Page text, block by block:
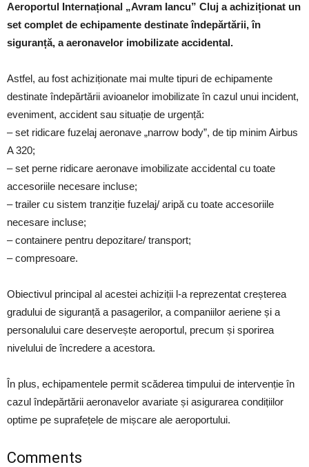
Aeroportul Internațional „Avram Iancu” Cluj a achiziționat un
set complet de echipamente destinate îndepărtării, în
siguranță, a aeronavelor imobilizate accidental.
Astfel, au fost achiziționate mai multe tipuri de echipamente
destinate îndepărtării avioanelor imobilizate în cazul unui incident,
eveniment, accident sau situație de urgență:
– set ridicare fuzelaj aeronave „narrow body”, de tip minim Airbus
A 320;
– set perne ridicare aeronave imobilizate accidental cu toate
accesoriile necesare incluse;
– trailer cu sistem tranziție fuzelaj/ aripă cu toate accesoriile
necesare incluse;
– containere pentru depozitare/ transport;
– compresoare.
Obiectivul principal al acestei achiziții l-a reprezentat creșterea
gradului de siguranță a pasagerilor, a companiilor aeriene și a
personalului care deservește aeroportul, precum și sporirea
nivelului de încredere a acestora.
În plus, echipamentele permit scăderea timpului de intervenție în
cazul îndepărtării aeronavelor avariate și asigurarea condițiilor
optime pe suprafețele de mișcare ale aeroportului.
Comments